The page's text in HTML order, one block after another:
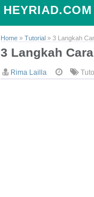
HEYRIAD.COM
Home » Tutorial » 3 Langkah
3 Langkah
Rima Lailla